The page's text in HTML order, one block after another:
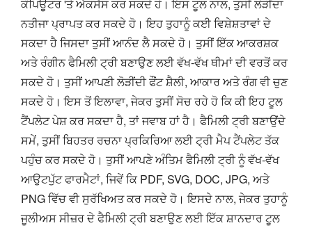
ਕੰਪਿਊਟਰ 'ਤੇ ਐਕਸੈਸ ਕਰ ਸਕਦੇ ਹੋ। ਇਸ ਟੂਲ ਨਾਲ, ਤੁਸੀਂ ਲੋੜੀਂਦਾ
ਨਤੀਜਾ ਪ੍ਰਾਪਤ ਕਰ ਸਕਦੇ ਹੋ। ਇਹ ਤੁਹਾਨੂੰ ਕਈ ਵਿਸ਼ੇਸ਼ਤਾਵਾਂ ਦੇ
ਸਕਦਾ ਹੈ ਜਿਸਦਾ ਤੁਸੀਂ ਆਨੰਦ ਲੈ ਸਕਦੇ ਹੋ। ਤੁਸੀਂ ਇੱਕ ਆਕਰਸ਼ਕ
ਅਤੇ ਰੰਗੀਨ ਫੈਮਿਲੀ ਟ੍ਰੀ ਬਣਾਉਣ ਲਈ ਵੱਖ-ਵੱਖ ਥੀਮਾਂ ਦੀ ਵਰਤੋਂ ਕਰ
ਸਕਦੇ ਹੋ। ਤੁਸੀਂ ਆਪਣੀ ਲੋੜੀਂਦੀ ਫੌਂਟ ਸ਼ੈਲੀ, ਆਕਾਰ ਅਤੇ ਰੰਗ ਵੀ ਚੁਣ
ਸਕਦੇ ਹੋ। ਇਸ ਤੋਂ ਇਲਾਵਾ, ਜੇਕਰ ਤੁਸੀਂ ਸੋਚ ਰਹੇ ਹੋ ਕਿ ਕੀ ਇਹ ਟੂਲ
ਟੈਂਪਲੇਟ ਪੇਸ਼ ਕਰ ਸਕਦਾ ਹੈ, ਤਾਂ ਜਵਾਬ ਹਾਂ ਹੈ। ਫੈਮਿਲੀ ਟ੍ਰੀ ਬਣਾਉਂਦੇ
ਸਮੇਂ, ਤੁਸੀਂ ਬਿਹਤਰ ਰਚਨਾ ਪ੍ਰਕਿਰਿਆ ਲਈ ਟ੍ਰੀ ਮੈਪ ਟੈਂਪਲੇਟ ਤੱਕ
ਪਹੁੰਚ ਕਰ ਸਕਦੇ ਹੋ। ਤੁਸੀਂ ਆਪਣੇ ਅੰਤਿਮ ਫੈਮਿਲੀ ਟ੍ਰੀ ਨੂੰ ਵੱਖ-ਵੱਖ
ਆਉਟਪੁੱਟ ਫਾਰਮੈਟਾਂ, ਜਿਵੇਂ ਕਿ PDF, SVG, DOC, JPG, ਅਤੇ
PNG ਵਿੱਚ ਵੀ ਸੁਰੱਖਿਅਤ ਕਰ ਸਕਦੇ ਹੋ। ਇਸਦੇ ਨਾਲ, ਜੇਕਰ ਤੁਹਾਨੂੰ
ਜੂਲੀਅਸ ਸੀਜ਼ਰ ਦੇ ਫੈਮਿਲੀ ਟ੍ਰੀ ਬਣਾਉਣ ਲਈ ਇੱਕ ਸ਼ਾਨਦਾਰ ਟੂਲ